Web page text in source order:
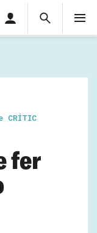
Cerca
privada
fer